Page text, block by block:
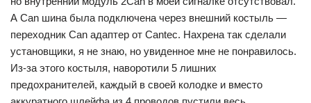
А Can шина была подключена через внешний костыль —
переходник Can адаптер от Cantec. Нахрена так сделали
установщики, я не знаю, но увиденное мне не понравилось.
Из-за этого костыля, наворотили 5 лишних
предохранителей, каждый в своей колодке и вместо